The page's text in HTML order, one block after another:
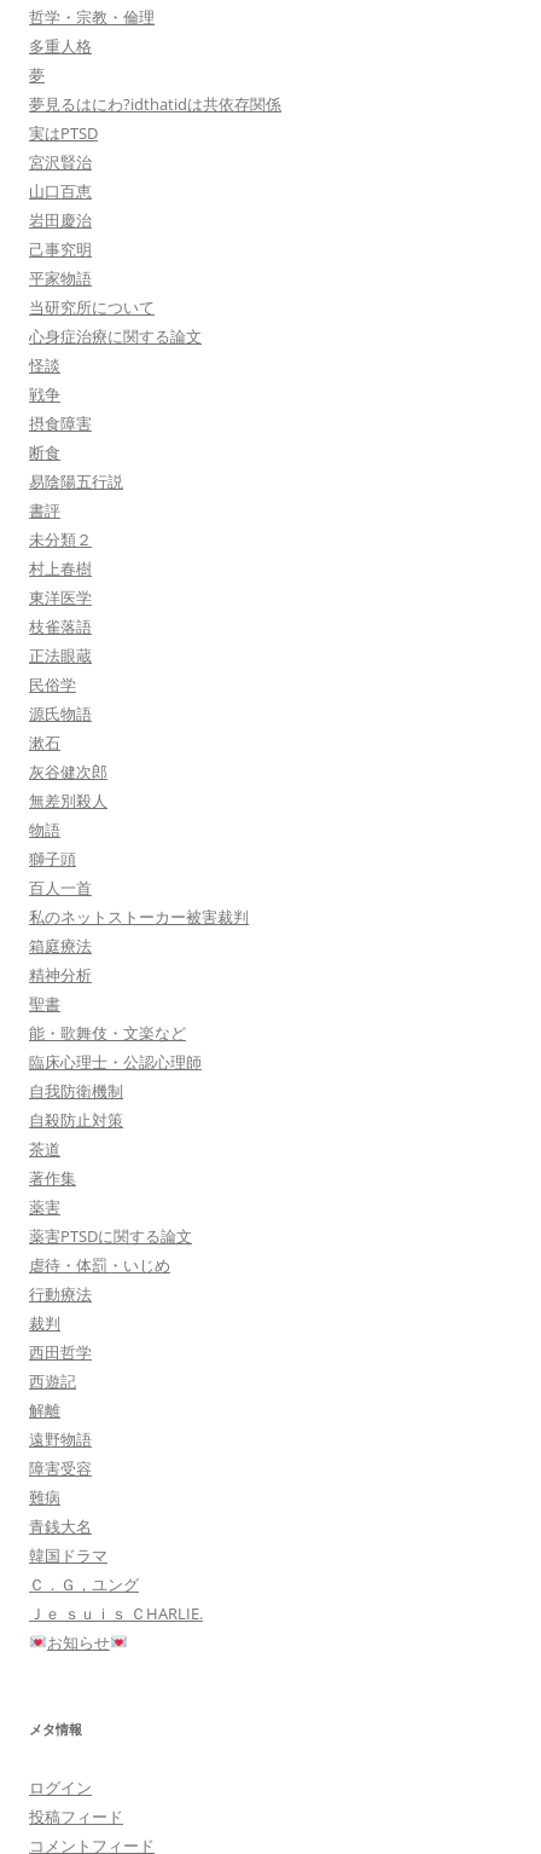
哲学・宗教・倫理
多重人格
夢
夢見るはにわ?idthatidは共依存関係
実はPTSD
宮沢賢治
山口百恵
岩田慶治
己事究明
平家物語
当研究所について
心身症治療に関する論文
怪談
戦争
摂食障害
断食
易陰陽五行説
書評
未分類２
村上春樹
東洋医学
枝雀落語
正法眼蔵
民俗学
源氏物語
漱石
灰谷健次郎
無差別殺人
物語
獅子頭
百人一首
私のネットストーカー被害裁判
箱庭療法
精神分析
聖書
能・歌舞伎・文楽など
臨床心理士・公認心理師
自我防衛機制
自殺防止対策
茶道
著作集
薬害
薬害PTSDに関する論文
虐待・体罰・いじめ
行動療法
裁判
西田哲学
西遊記
解離
遠野物語
障害受容
難病
青銭大名
韓国ドラマ
Ｃ．Ｇ，ユング
Ｊｅ ｓｕｉｓ ＣHARLIE.
お知らせ
メタ情報
ログイン
投稿フィード
コメントフィード